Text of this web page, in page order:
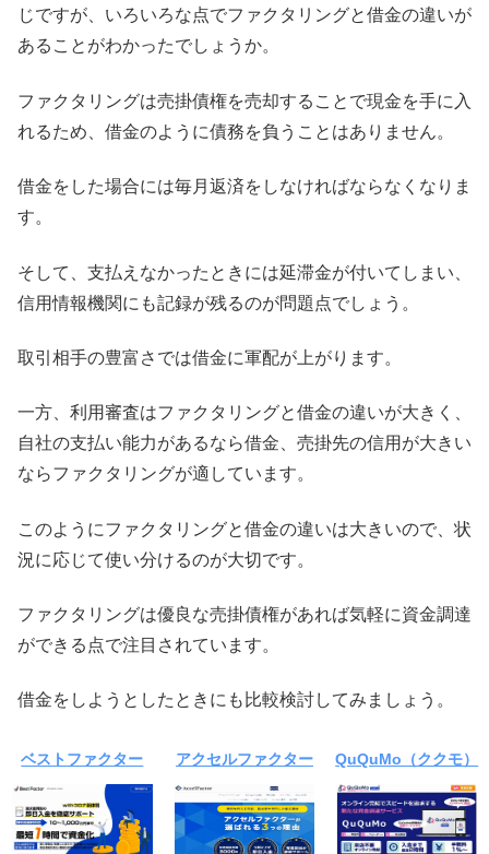
じですが、いろいろな点でファクタリングと借金の違いが
あることがわかったでしょうか。
ファクタリングは売掛債権を売却することで現金を手に入
れるため、借金のように債務を負うことはありません。
借金をした場合には毎月返済をしなければならなくなりま
す。
そして、支払えなかったときには延滞金が付いてしまい、
信用情報機関にも記録が残るのが問題点でしょう。
取引相手の豊富さでは借金に軍配が上がります。
一方、利用審査はファクタリングと借金の違いが大きく、
自社の支払い能力があるなら借金、売掛先の信用が大きい
ならファクタリングが適しています。
このようにファクタリングと借金の違いは大きいので、状
況に応じて使い分けるのが大切です。
ファクタリングは優良な売掛債権があれば気軽に資金調達
ができる点で注目されています。
借金をしようとしたときにも比較検討してみましょう。
ベストファクター アクセルファクター QuQuMo（ククモ）